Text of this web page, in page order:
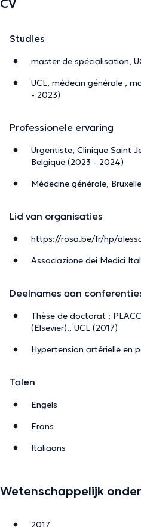
CV
Studies
master de spécialisation,
UCL, médecin générale ,
- 2023)
Professionele ervaring
Urgentiste, Clinique Saint
Belgique (2023 - 2024)
Médecine générale,
Lid van organisaties
https://rosa.be/fr/hp/
Associazione dei Medici
Deelnames aan
Thèse de doctorat :
(Elsevier)., UCL (2017)
Hypertension artérielle en
Talen
Engels
Frans
Italiaans
Wetenschappelijk
2017